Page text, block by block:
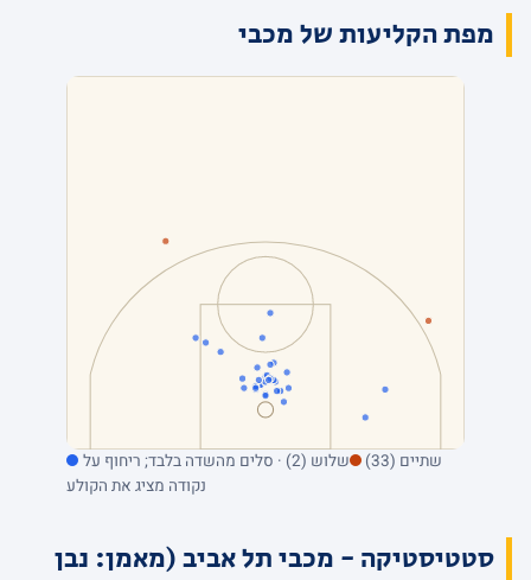
מפת הקליעות של מכבי
שתיים (33)
שלוש (2) · סלים מהשדה בלבד; ריחוף על
נקודה מציג את הקולע
סטטיסטיקה - מכבי תל אביב (מאמן: נבן